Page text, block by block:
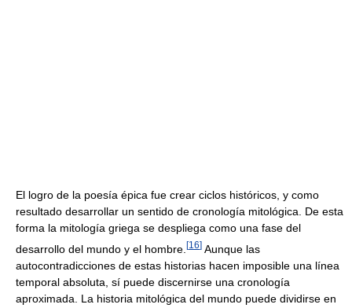
El logro de la poesía épica fue crear ciclos históricos, y como
resultado desarrollar un sentido de cronología mitológica. De esta
forma la mitología griega se despliega como una fase del
desarrollo del mundo y el hombre. [16] Aunque las
autocontradicciones de estas historias hacen imposible una línea
temporal absoluta, sí puede discernirse una cronología
aproximada. La historia mitológica del mundo puede dividirse en